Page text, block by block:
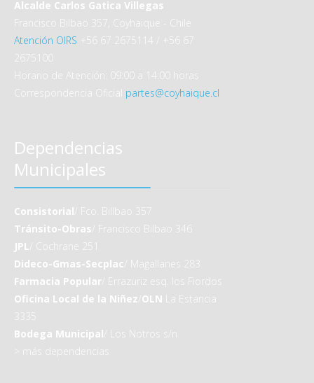
Alcalde Carlos Gatica Villegas
Francisco Bilbao 357, Coyhaique - Chile
Atención OIRS +56 67 2675114 / +56 67
2675100
Horario de Atención: 09:00 a 14:00 horas
Correspondencia Oficial partes@coyhaique.cl
Dependencias
Municipales
Consistorial / Fco. Billbao 357
Tránsito-Obras / Francisco Bilbao 346
JPL / Cochrane 251
Dideco-Gmas-Secplac / Magallanes 283
Farmacia Popular / Errazuriz esq. los Fiordos
Oficina Local de la Niñez OLN La Estancia
3335
Bodega Municipal / Los Notros s/n
más dependencias